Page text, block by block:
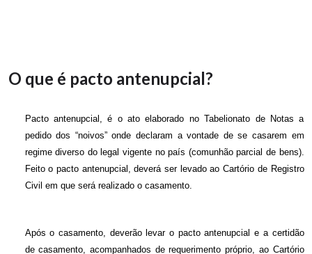
O que é pacto antenupcial?
Pacto antenupcial, é o ato elaborado no Tabelionato de Notas a
pedido dos “noivos” onde declaram a vontade de se casarem em
regime diverso do legal vigente no país (comunhão parcial de bens).
Feito o pacto antenupcial, deverá ser levado ao Cartório de Registro
Civil em que será realizado o casamento.
Após o casamento, deverão levar o pacto antenupcial e a certidão
de casamento, acompanhados de requerimento próprio, ao Cartório